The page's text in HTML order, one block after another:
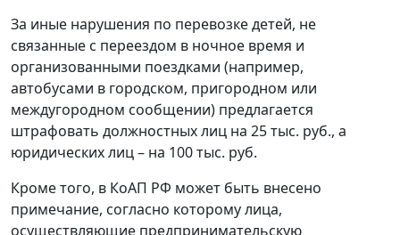
За иные нарушения по перевозке детей, не
связанные с переездом в ночное время и
организованными поездками (например,
автобусами в городском, пригородном или
междугородном сообщении) предлагается
штрафовать должностных лиц на 25 тыс. руб., а
юридических лиц – на 100 тыс. руб.
Кроме того, в КоАП РФ может быть внесено
примечание, согласно которому лица,
осуществляющие предпринимательскую